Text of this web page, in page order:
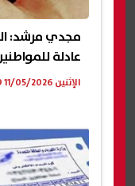
مجدي مرشد:
عادلة
الإثنين 11/05/2026 10:49 م